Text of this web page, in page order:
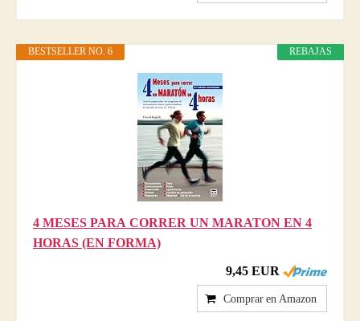
REBAJAS
BESTSELLER NO. 6
4 MESES PARA CORRER UN MARATON EN 4
HORAS (EN FORMA)
9,45 EUR
Comprar en Amazon